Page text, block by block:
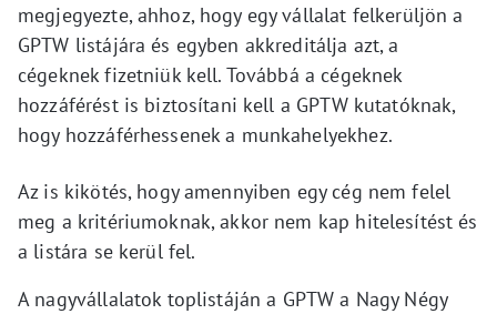
megjegyezte, ahhoz, hogy egy vállalat felkerüljön a
GPTW listájára és egyben akkreditálja azt, a
cégeknek fizetniük kell. Továbbá a cégeknek
hozzáférést is biztosítani kell a GPTW kutatóknak,
hogy hozzáférhessenek a munkahelyekhez.
Az is kikötés, hogy amennyiben egy cég nem felel
meg a kritériumoknak, akkor nem kap hitelesítést és
a listára se kerül fel.
A nagyvállalatok toplistáján a GPTW a Nagy Négy